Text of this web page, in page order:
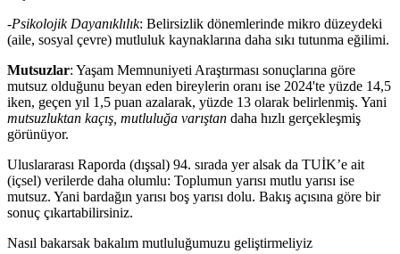
-Psikolojik Dayanıklılık: Belirsizlik dönemlerinde mikro düzeydeki
(aile, sosyal çevre) mutluluk kaynaklarına daha sıkı tutunma eğilimi.
Mutsuzlar: Yaşam Memnuniyeti Araştırması sonuçlarına göre
mutsuz olduğunu beyan eden bireylerin oranı ise 2024'te yüzde 14,5
iken, geçen yıl 1,5 puan azalarak, yüzde 13 olarak belirlenmiş. Yani
mutsuzluktan kaçış, mutluluğa varıştan daha hızlı gerçekleşmiş
görünüyor.
Uluslararası Raporda (dışsal) 94. sırada yer alsak da TUİK’e ait
(içsel) verilerde daha olumlu: Toplumun yarısı mutlu yarısı ise
mutsuz. Yani bardağın yarısı boş yarısı dolu. Bakış açısına göre bir
sonuç çıkartabilirsiniz.
Nasıl bakarsak bakalım mutluluğumuzu geliştirmeliyiz